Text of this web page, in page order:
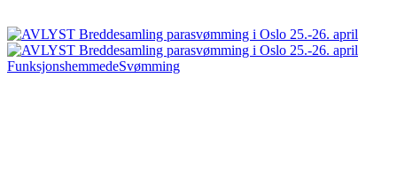
FunksjonshemmedeSvømming